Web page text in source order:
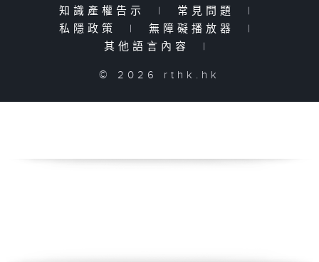
知識產權告示
| 常見問題
|
私隱政策
| 無障礙播放器
|
其他語言內容
|
© 2026 rthk.hk